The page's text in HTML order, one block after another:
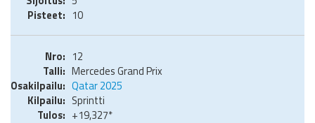
10
12
Mercedes Grand Prix
Qatar 2025
Sprintti
+19,327*